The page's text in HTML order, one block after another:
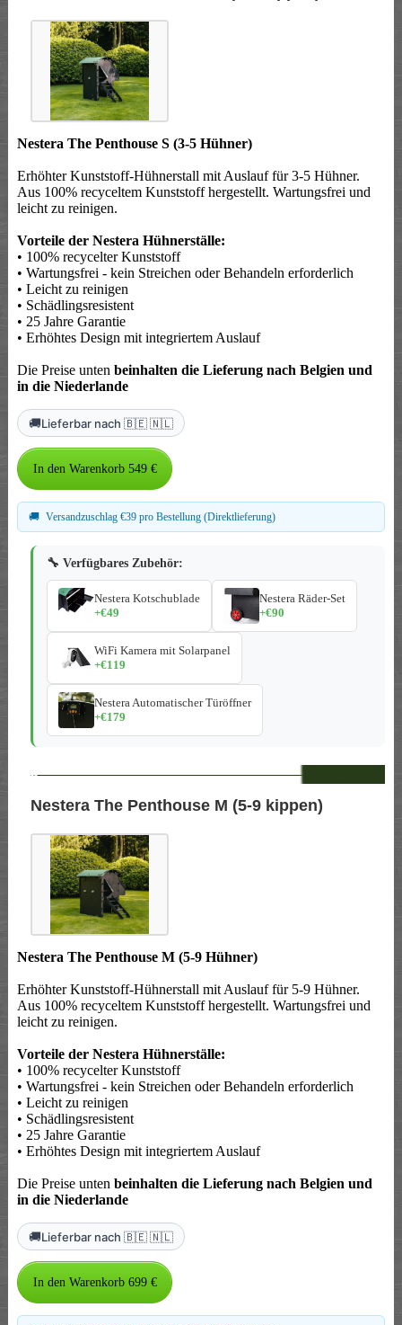
Nestera The Penthouse S (3-5 Hühner)
Erhöhter Kunststoff-Hühnerstall mit Auslauf für 3-5 Hühner.
Aus 100% recyceltem Kunststoff hergestellt. Wartungsfrei und
leicht zu reinigen.
Vorteile der Nestera Hühnerställe:
• 100% recycelter Kunststoff
• Wartungsfrei - kein Streichen oder Behandeln erforderlich
• Leicht zu reinigen
• Schädlingsresistent
• 25 Jahre Garantie
• Erhöhtes Design mit integriertem Auslauf
Die Preise unten beinhalten die Lieferung nach Belgien und
in die Niederlande
🚚Lieferbar nach 🇧🇪 🇳🇱
🚚 Versandzuschlag €39 pro Bestellung (Direktlieferung)
🔧 Verfügbares Zubehör:
Nestera Kotschublade
+€49
Nestera Räder-Set
+€90
WiFi Kamera mit Solarpanel
+€119
Nestera Automatischer Türöffner
+€179
--
Nestera The Penthouse M (5-9 kippen)
Nestera The Penthouse M (5-9 Hühner)
Erhöhter Kunststoff-Hühnerstall mit Auslauf für 5-9 Hühner.
Aus 100% recyceltem Kunststoff hergestellt. Wartungsfrei und
leicht zu reinigen.
Vorteile der Nestera Hühnerställe:
• 100% recycelter Kunststoff
• Wartungsfrei - kein Streichen oder Behandeln erforderlich
• Leicht zu reinigen
• Schädlingsresistent
• 25 Jahre Garantie
• Erhöhtes Design mit integriertem Auslauf
Die Preise unten beinhalten die Lieferung nach Belgien und
in die Niederlande
🚚Lieferbar nach 🇧🇪 🇳🇱